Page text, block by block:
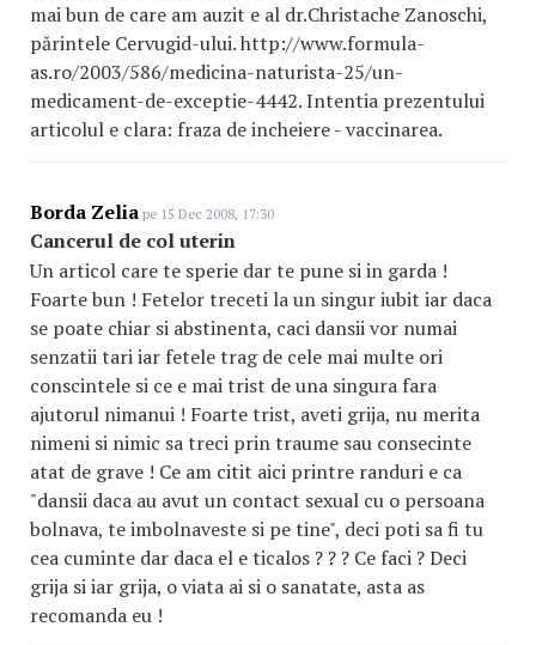
mai bun de care am auzit e al dr.Christache Zanoschi,
părintele Cervugid-ului. http://www.formula-
as.ro/2003/586/medicina-naturista-25/un-
medicament-de-exceptie-4442. Intentia prezentului
articolul e clara: fraza de incheiere - vaccinarea.
Borda Zelia pe 15 Dec 2008, 17:30
Cancerul de col uterin
Un articol care te sperie dar te pune si in garda !
Foarte bun ! Fetelor treceti la un singur iubit iar daca
se poate chiar si abstinenta, caci dansii vor numai
senzatii tari iar fetele trag de cele mai multe ori
conscintele si ce e mai trist de una singura fara
ajutorul nimanui ! Foarte trist, aveti grija, nu merita
nimeni si nimic sa treci prin traume sau consecinte
atat de grave ! Ce am citit aici printre randuri e ca
"dansii daca au avut un contact sexual cu o persoana
bolnava, te imbolnaveste si pe tine", deci poti sa fi tu
cea cuminte dar daca el e ticalos ? ? ? Ce faci ? Deci
grija si iar grija, o viata ai si o sanatate, asta as
recomanda eu !